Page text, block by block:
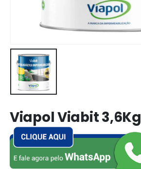
Viapol Viabit 3,6Kg